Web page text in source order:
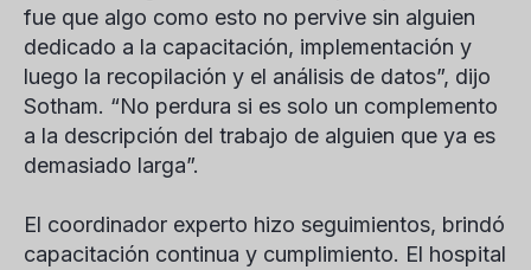
fue que algo como esto no pervive sin alguien
dedicado a la capacitación, implementación y
luego la recopilación y el análisis de datos”, dijo
Sotham. “No perdura si es solo un complemento
a la descripción del trabajo de alguien que ya es
demasiado larga”.
El coordinador experto hizo seguimientos, brindó
capacitación continua y cumplimiento. El hospital